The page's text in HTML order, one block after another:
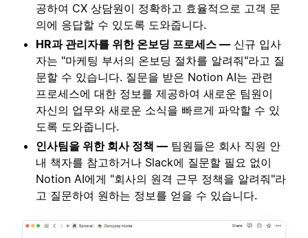
공하여 CX 상담원이 정확하고 효율적으로 고객 문
의에 응답할 수 있도록 도와줍니다.
HR과 관리자를 위한 온보딩 프로세스 — 신규 입사
자는 "마케팅 부서의 온보딩 절차를 알려줘"라고 질
문할 수 있습니다. 질문을 받은 Notion AI는 관련
프로세스에 대한 정보를 제공하여 새로운 팀원이
자신의 업무와 새로운 소식을 빠르게 파악할 수 있
도록 도와줍니다.
인사팀을 위한 회사 정책 — 팀원들은 회사 직원 안
내 책자를 참고하거나 Slack에 질문할 필요 없이
Notion AI에게 "회사의 원격 근무 정책을 알려줘"라
고 질문하여 원하는 정보를 얻을 수 있습니다.